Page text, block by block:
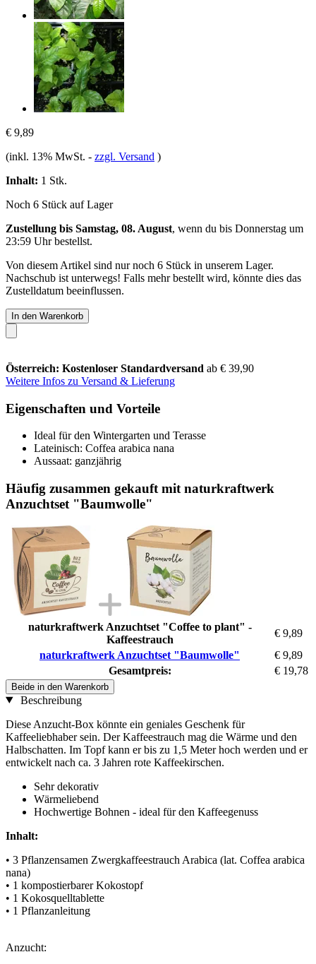
€ 9,89
(inkl. 13% MwSt. - zzgl. Versand )
Inhalt: 1 Stk.
Noch 6 Stück auf Lager
Zustellung bis Samstag, 08. August, wenn du bis Donnerstag um
23:59 Uhrbestellst.
Von diesem Artikel sind nur noch 6 Stück in unserem Lager.
Nachschub ist unterwegs! Falls mehr bestellt wird, könnte dies das
Zustelldatum beeinflussen.
In den Warenkorb
Österreich: Kostenloser Standardversand ab € 39,90
Weitere Infos zu Versand & Lieferung
Eigenschaften und Vorteile
Ideal für den Wintergarten und Terasse
Lateinisch: Coffea arabica nana
Aussaat: ganzjährig
Häufig zusammen gekauft mit naturkraftwerk
Anzuchtset "Baumwolle"
naturkraftwerk Anzuchtset "Coffee to plant" -
Kaffeestrauch
€ 9,89
naturkraftwerk Anzuchtset "Baumwolle"
€ 9,89
Gesamtpreis:
€ 19,78
Beide in den Warenkorb
Beschreibung
Diese Anzucht-Box könnte ein geniales Geschenk für
Kaffeeliebhaber sein. Der Kaffeestrauch mag die Wärme und den
Halbschatten. Im Topf kann er bis zu 1,5 Meter hoch werden und er
entwickelt nach ca. 3 Jahren rote Kaffeekirschen.
Sehr dekorativ
Wärmeliebend
Hochwertige Bohnen - ideal für den Kaffeegenuss
Inhalt:
• 3 Pflanzensamen Zwergkaffeestrauch Arabica (lat. Coffea arabica
nana)
• 1 kompostierbarer Kokostopf
• 1 Kokosquelltablette
• 1 Pflanzanleitung
Anzucht: